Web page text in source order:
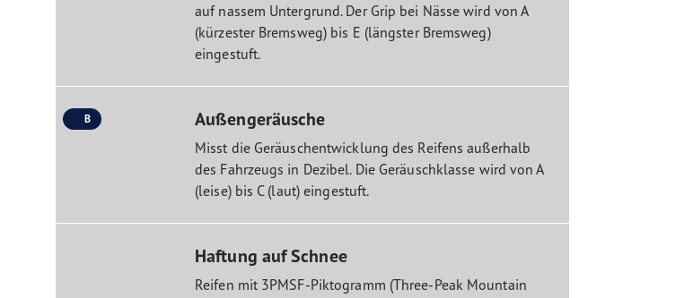
auf nassem Untergrund. Der Grip bei Nässe wird von A
(kürzester Bremsweg) bis E (längster Bremsweg)
eingestuft.
B Außengeräusche
Misst die Geräuschentwicklung des Reifens außerhalb
des Fahrzeugs in Dezibel. Die Geräuschklasse wird von A
(leise) bis C (laut) eingestuft.
Haftung auf Schnee
Reifen mit 3PMSF-Piktogramm (Three-Peak Mountain